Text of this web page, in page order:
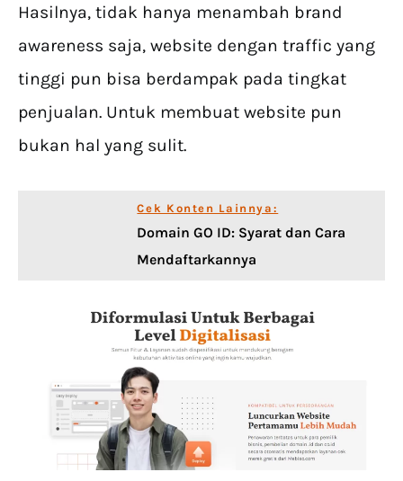
Hasilnya, tidak hanya menambah brand
awareness saja, website dengan traffic yang
tinggi pun bisa berdampak pada tingkat
penjualan. Untuk membuat website pun
bukan hal yang sulit.
Cek Konten Lainnya:
Domain GO ID: Syarat dan Cara
Mendaftarkannya